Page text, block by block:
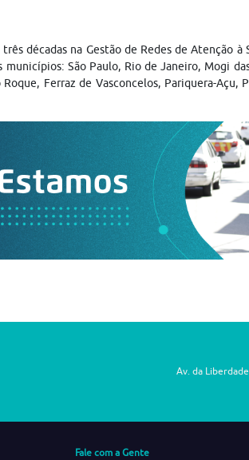
décadas na Gestão de Redes de Atenção
São Paulo, Rio de Janeiro, Mogi
Roque, Ferraz de Vasconcelos, Pariquera-Açu,
Av. da
Fale com a Gente